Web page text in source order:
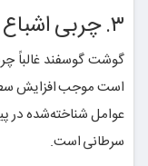
۳. چربی اشباع و التهاب مزمن
گوشت گوسفند غالباً
است موجب افزایش سطح
عوامل شناخته‌شده در
سرطانی است.